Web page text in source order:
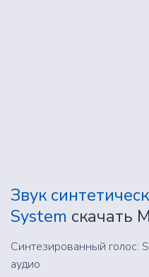
Звук
System скачать
Синтезированный голос:
аудио